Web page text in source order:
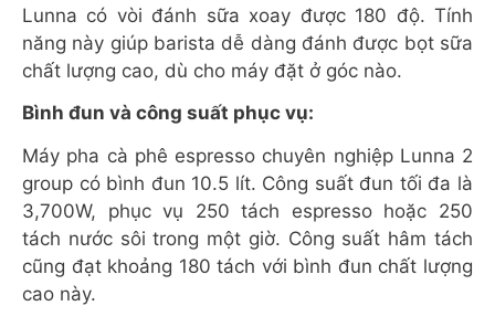
Lunna có vòi đánh sữa xoay được 180 độ. Tính
năng này giúp barista dễ dàng đánh được bọt sữa
chất lượng cao, dù cho máy đặt ở góc nào.
Bình đun và công suất phục vụ:
Máy pha cà phê espresso chuyên nghiệp Lunna 2
group có bình đun 10.5 lít. Công suất đun tối đa là
3,700W, phục vụ 250 tách espresso hoặc 250
tách nước sôi trong một giờ. Công suất hâm tách
cũng đạt khoảng 180 tách với bình đun chất lượng
cao này.